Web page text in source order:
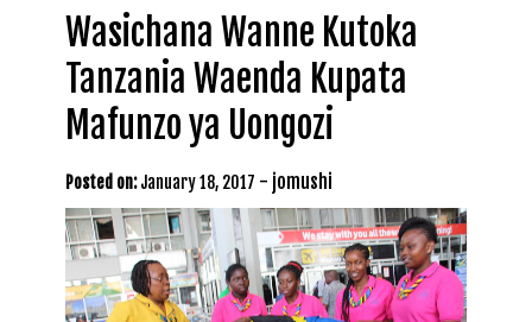
Wasichana Wanne Kutoka
Tanzania Waenda Kupata
Mafunzo ya Uongozi
Posted on: January 18, 2017 - jomushi